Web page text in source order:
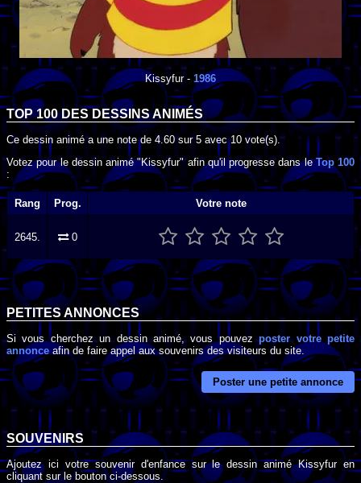
Kissyfur- 1986
TOP 100 DES DESSINS ANIMÉS
Ce dessin animé a une note de 4.60sur5 avec10 vote(s).
Votez pour le dessin animé "Kissyfur" afin qu'il progresse dans leTop 100
:
Rang Prog. Votre note
2645. 0
PETITES ANNONCES
Si vous cherchez un dessin animé, vous pouvezposter votre petite
annonce afin de faire appel aux souvenirs des visiteurs du site.
Poster une petite annonce
SOUVENIRS
Ajoutez ici votre souvenir d'enfance sur le dessin animé Kissyfur en
cliquant sur le bouton ci-dessous.